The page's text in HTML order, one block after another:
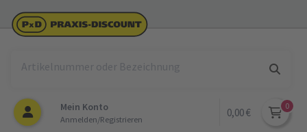
Mein Konto
Anmelden/Registrieren
0,00 €